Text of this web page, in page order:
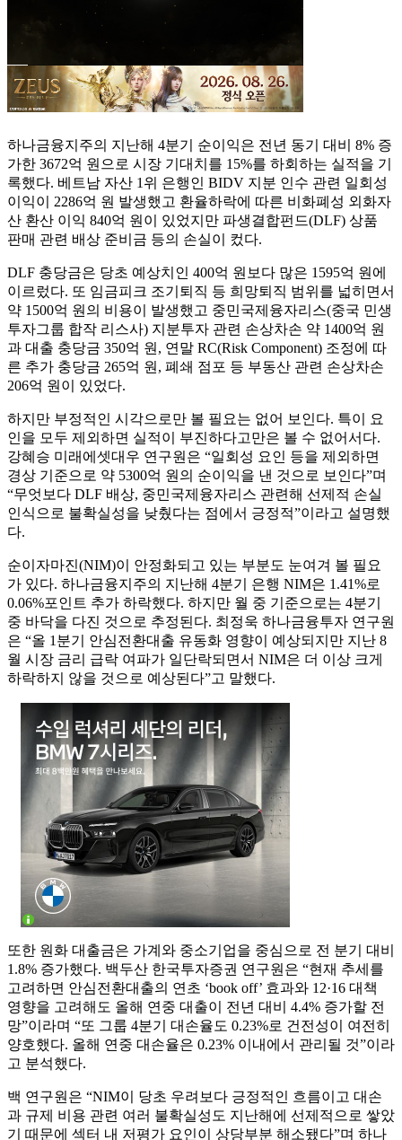
하나금융지주의 지난해 4분기 순이익은 전년 동기 대비 8% 증
가한 3672억 원으로 시장 기대치를 15%를 하회하는 실적을 기
록했다. 베트남 자산 1위 은행인 BIDV 지분 인수 관련 일회성
이익이 2286억 원 발생했고 환율하락에 따른 비화폐성 외화자
산 환산 이익 840억 원이 있었지만 파생결합펀드(DLF) 상품
판매 관련 배상 준비금 등의 손실이 컸다.
DLF 충당금은 당초 예상치인 400억 원보다 많은 1595억 원에
이르렀다. 또 임금피크 조기퇴직 등 희망퇴직 범위를 넓히면서
약 1500억 원의 비용이 발생했고 중민국제융자리스(중국 민생
투자그룹 합작 리스사) 지분투자 관련 손상차손 약 1400억 원
과 대출 충당금 350억 원, 연말 RC(Risk Component) 조정에 따
른 추가 충당금 265억 원, 폐쇄 점포 등 부동산 관련 손상차손
206억 원이 있었다.
하지만 부정적인 시각으로만 볼 필요는 없어 보인다. 특이 요
인을 모두 제외하면 실적이 부진하다고만은 볼 수 없어서다.
강혜승 미래에셋대우 연구원은 “일회성 요인 등을 제외하면
경상 기준으로 약 5300억 원의 순이익을 낸 것으로 보인다”며
“무엇보다 DLF 배상, 중민국제융자리스 관련해 선제적 손실
인식으로 불확실성을 낮췄다는 점에서 긍정적”이라고 설명했
다.
순이자마진(NIM)이 안정화되고 있는 부분도 눈여겨 볼 필요
가 있다. 하나금융지주의 지난해 4분기 은행 NIM은 1.41%로
0.06%포인트 추가 하락했다. 하지만 월 중 기준으로는 4분기
중 바닥을 다진 것으로 추정된다. 최정욱 하나금융투자 연구원
은 “올 1분기 안심전환대출 유동화 영향이 예상되지만 지난 8
월 시장 금리 급락 여파가 일단락되면서 NIM은 더 이상 크게
하락하지 않을 것으로 예상된다”고 말했다.
또한 원화 대출금은 가계와 중소기업을 중심으로 전 분기 대비
1.8% 증가했다. 백두산 한국투자증권 연구원은 “현재 추세를
고려하면 안심전환대출의 연초 ‘book off’ 효과와 12·16 대책
영향을 고려해도 올해 연중 대출이 전년 대비 4.4% 증가할 전
망”이라며 “또 그룹 4분기 대손율도 0.23%로 건전성이 여전히
양호했다. 올해 연중 대손율은 0.23% 이내에서 관리될 것”이라
고 분석했다.
백 연구원은 “NIM이 당초 우려보다 긍정적인 흐름이고 대손
과 규제 비용 관련 여러 불확실성도 지난해에 선제적으로 쌓았
기 때문에 섹터 내 저평가 요인이 상당부분 해소됐다”며 하나